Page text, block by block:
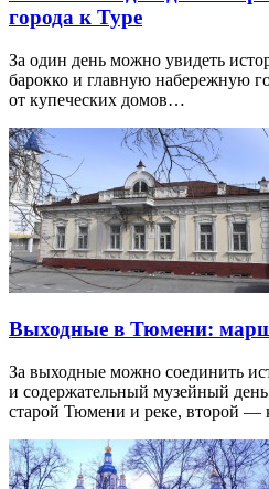
города к Туре
За один день можно увидеть
барокко и главную набережную
от купеческих домов…
Выходные в Тюмени:
За выходные можно соединить
и содержательный музейный
старой Тюмени и реке, второй —